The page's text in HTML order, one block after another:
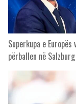
Superkupa e
përballen në